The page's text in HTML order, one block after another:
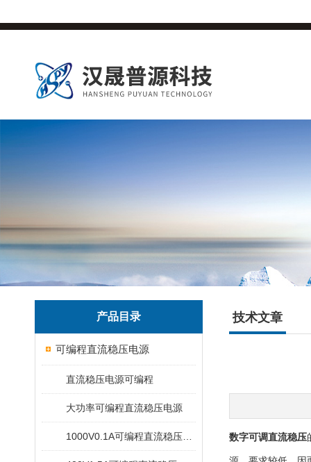
产品目录
可编程直流稳压电源
直流稳压电源可编程
大功率可编程直流稳压电源
技术文章
数字可调直流稳压